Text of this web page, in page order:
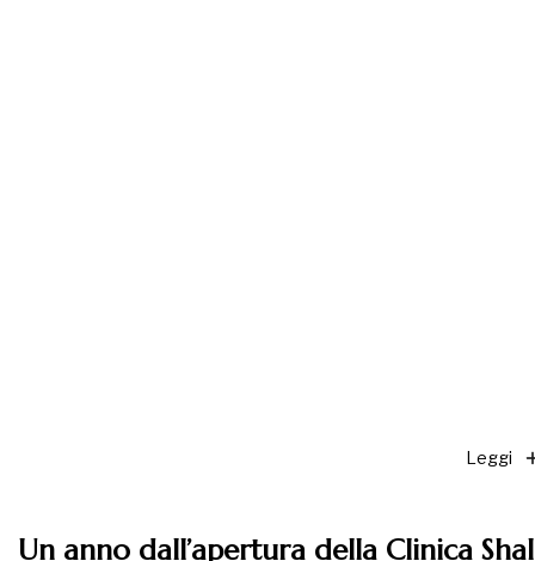
Leggi
Un anno dall’apertura della Clinica